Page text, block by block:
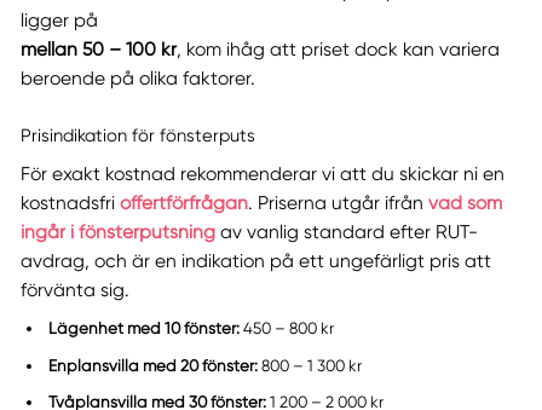
ligger på
mellan 50 – 100 kr, kom ihåg att priset dock kan variera
beroende på olika faktorer.
Prisindikation för fönsterputs
För exakt kostnad rekommenderar vi att du skickar ni en
kostnadsfri offertförfrågan. Priserna utgår ifrån vad som
ingår i fönsterputsningav vanlig standard efter RUT-
avdrag, och är en indikation på ett ungefärligt pris att
förvänta sig.
Lägenhet med 10 fönster:450 – 800 kr
Enplansvilla med 20 fönster: 800 – 1 300 kr
Tvåplansvilla med 30 fönster:1 200 – 2 000 kr